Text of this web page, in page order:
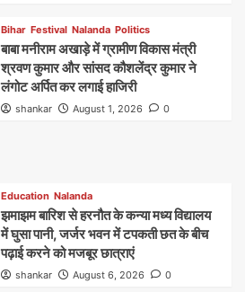
Bihar Festival Nalanda Politics
बाबा मनीराम अखाड़े में ग्रामीण विकास मंत्री
श्रवण कुमार और सांसद कौशलेंद्र कुमार ने
लंगोट अर्पित कर लगाई हाजिरी
shankar August 1, 2026 0
Education Nalanda
झमाझम बारिश से हरनौत के कन्या मध्य विद्यालय
में घुसा पानी, जर्जर भवन में टपकती छत के बीच
पढ़ाई करने को मजबूर छात्राएं
shankar August 6, 2026 0